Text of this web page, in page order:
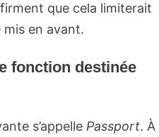
que cela limiterait
mis en avant.
fonction destinée
s’appelle Passport. À